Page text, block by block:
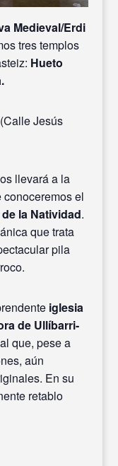
Medieval/Erdi
tres templos
Hueto
Jesús
llevará a la
conoceremos el
la Natividad.
que trata
pila
iglesia
de Ullíbarri-
que, pese a
aún
En su
retablo